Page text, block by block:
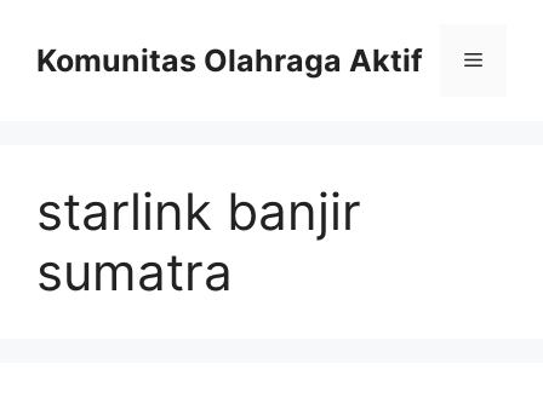
contentKomunitas Olahraga Aktif Menu
starlink banjir
sumatra